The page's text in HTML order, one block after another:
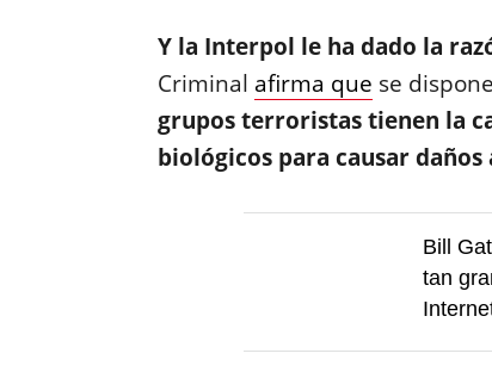
Y la Interpol le ha dado la
Criminal afirma que se
grupos terroristas tienen la
biológicos para causar daños
Bill
tan